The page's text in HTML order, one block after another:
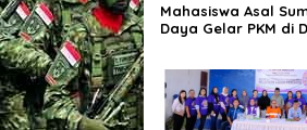
Mahasiswa Asal
Daya Gelar PKM di
Media Sosial